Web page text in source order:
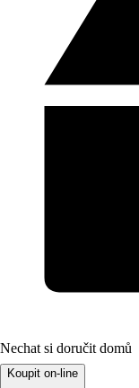
Nechat si doručit domů
Koupit on-line